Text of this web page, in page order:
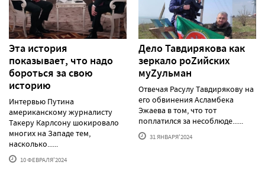
Эта история
показывает, что надо
бороться за свою
историю
Интервью Путина
американскому журналисту
Такеру Карлсону шокировало
многих на Западе тем,
насколько......
10 ФЕВРАЛЯ'2024
Дело Тавдирякова как
зеркало роZийских
муZульман
Отвечая Расулу Тавдирякову на
его обвинения Асламбека
Эжаева в том, что тот
поплатился за несоблюде......
31 ЯНВАРЯ'2024